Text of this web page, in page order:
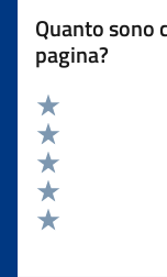
Quanto sono
pagina?
Valuta 5 stelle su 5
Valuta 4 stelle su 5
Valuta 3 stelle su 5
Valuta 2 stelle su 5